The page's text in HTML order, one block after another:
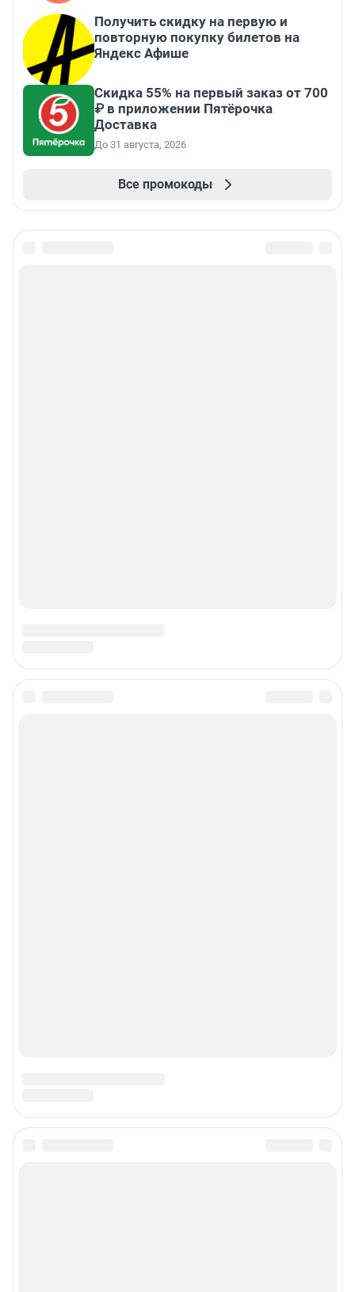
Получить скидку на первую и
повторную покупку билетов на
Яндекс Афише
Скидка 55% на первый заказ от 700
₽ в приложении Пятёрочка
Доставка
До 31 августа, 2026
Все промокоды